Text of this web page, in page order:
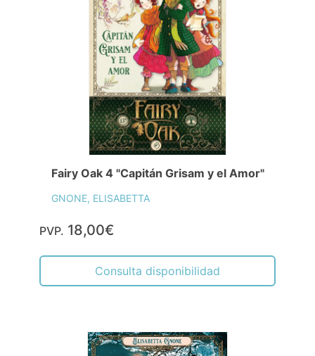
Fairy Oak 4 "Capitán Grisam y el Amor"
GNONE, ELISABETTA
PVP. 18,00€
Consulta disponibilidad